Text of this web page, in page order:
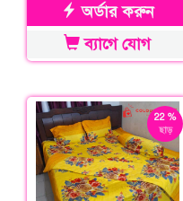
অর্ডার করুন
ব্যাগে যোগ
22 %
ছাড়